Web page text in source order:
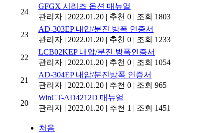
24
GFGX 시리즈 옵션 매뉴얼
관리자 | 2022.01.20 | 추천 0 | 조회 1803
23
AD-303EP 내압/분진 방폭 인증서
관리자 | 2022.01.20 | 추천 0 | 조회 1233
22
LCB02KEP 내압/분진 방폭인증서
관리자 | 2022.01.20 | 추천 0 | 조회 1054
21
AD-304EP 내압/분진방폭 인증서
관리자 | 2022.01.20 | 추천 0 | 조회 965
20
WinCT-AD4212D 매뉴얼
관리자 | 2022.01.20 | 추천 1 | 조회 1451
처음